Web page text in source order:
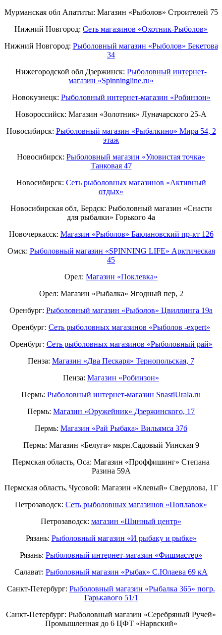
Мурманская обл Апатиты: Магазин «Рыболов» Строителей 75
Нижний Новгород: Cеть магазинов «Охотник-Рыболов»
Нижний Новгород: Рыболовный магазин «Рыболов» Бекетова
34
Нижегородской обл Дзержинск: Рыболовный интернет-
магазин «Spinningline.ru»
Новокузнецк: Рыболовный интернет-магазин «Робинзон»
Новороссийск: Магазин «Золотник» Луначарского 25-А
Новосибирск: Рыболовный магазин «Рыбалкино» Мира 54, 2
этаж
Новосибирск: Рыболовный магазин «Уловистая точка»
Танковая 47
Новосибирск: Сеть рыболовных магазинов «Активный
отдых»
Новосибирская обл, Бердск: Рыболовный магазин «Снасти
для рыбалки» Горького 4а
Новочеркасск: Магазин «Рыболов» Баклановский пр-кт 126
Омск: Рыболовный магазин «SPINNING LIFE» Арктическая
45
Орел: Магазин «Поклевка»
Орел: Магазин «Рыбалка» Ягодный пер, 2
Оренбург: Рыболовный магазин «Рыболов» Цвиллинга 19а
Оренбург: Сеть рыболовных магазинов «Рыболов -expert»
Оренбург: Сеть рыболовных магазинов «Рыболовный рай»
Пенза: Магазин «Два Пескаря» Тернопольская, 7
Пенза: Магазин «Робинзон»
Пермь: Рыболовный интернет-магазин SnastiUrala.ru
Пермь: Магазин «Оружейник» Дзержинского, 17
Пермь: Магазин «Рай Рыбака» Вильямса 37б
Пермь: Магазин «Белуга» мкрн.Садовый Уинская 9
Пермская область, Оса: Магазин «Проффишинг» Степана
Разина 59А
Пермская область, Чусовой: Магазин «Клевый» Свердлова, 1Г
Петрозаводск: Сеть рыболовных магазинов «Поплавок»
Петрозаводск: магазин «Шинный центр»
Рязань: Рыболовный магазин «И рыбаку и рыбке»
Рязань: Рыболовный интернет-магазин «Фишмастер»
Салават: Рыболовный магазин «Рыбак» С.Юлаева 69 кА
Санкт-Петербург: Рыболовный магазин «Рыбалка 365» погр.
Гарькавого 51/1
Санкт-Петербург: Рыболовный магазин «Серебряный Ручей»
Промышленная до 6 ЦФТ «Нарвский»